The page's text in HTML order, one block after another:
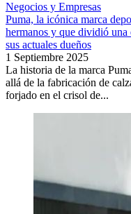
Negocios y Empresas
Puma, la icónica marca
hermanos y que dividió
sus actuales dueños
1 Septiembre 2025
La historia de la marca
allá de la fabricación de
forjado en el crisol de...